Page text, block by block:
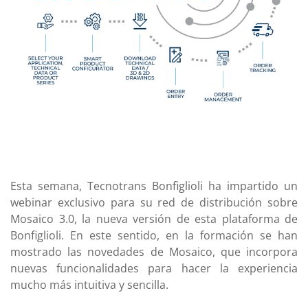
Esta semana, Tecnotrans Bonfiglioli ha impartido un
webinar exclusivo para su red de distribución sobre
Mosaico 3.0, la nueva versión de esta plataforma de
Bonfiglioli. En este sentido, en la formación se han
mostrado las novedades de Mosaico, que incorpora
nuevas funcionalidades para hacer la experiencia
mucho más intuitiva y sencilla.